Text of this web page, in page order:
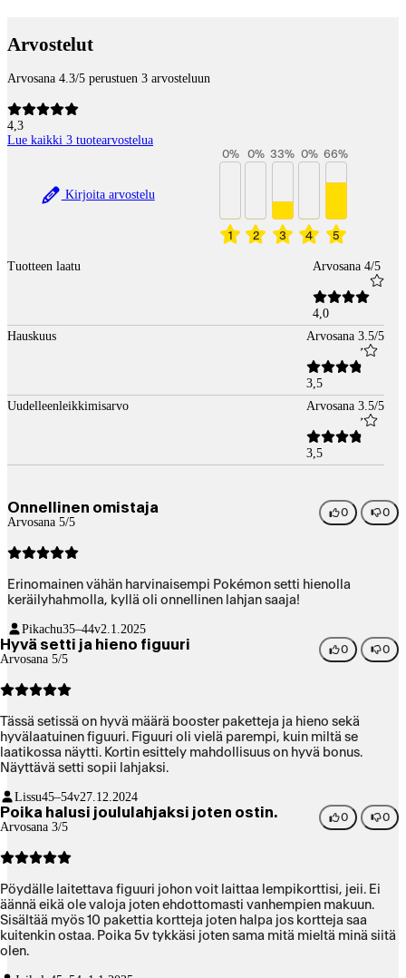
Arvostelut
Arvosana 4.3/5 perustuen 3 arvosteluun
4,3
Lue kaikki 3 tuotearvostelua
Kirjoita arvostelu
1
0%
2
0%
3
33%
4
0%
5
66%
Tuotteen laatu Arvosana 4/5
4,0
Hauskuus
Arvosana 3.5/5
3,5
Uudelleenleikkimisarvo
Arvosana 3.5/5
3,5
Onnellinen omistaja
Arvosana 5/5
0 0
Erinomainen vähän harvinaisempi Pokémon setti hienolla
keräilyhahmolla, kyllä oli onnellinen lahjan saaja!
Pikachu35–44v2.1.2025
Hyvä setti ja hieno figuuri
Arvosana 5/5
0 0
Tässä setissä on hyvä määrä booster paketteja ja hieno sekä
hyvälaatuinen figuuri. Figuuri oli vielä parempi, kuin miltä se
laatikossa näytti. Kortin esittely mahdollisuus on hyvä bonus.
Näyttävä setti sopii lahjaksi.
Lissu45–54v27.12.2024
Poika halusi joululahjaksi joten ostin.
Arvosana 3/5
0 0
Pöydälle laitettava figuuri johon voit laittaa lempikorttisi, jeii. Ei
äännä eikä ole valoja joten ehdottomasti vanhempien makuun.
Sisältää myös 10 pakettia kortteja joten halpa jos kortteja saa
kuitenkin ostaa. Poika 5v tykkäsi joten sama mitä mieltä minä siitä
olen.